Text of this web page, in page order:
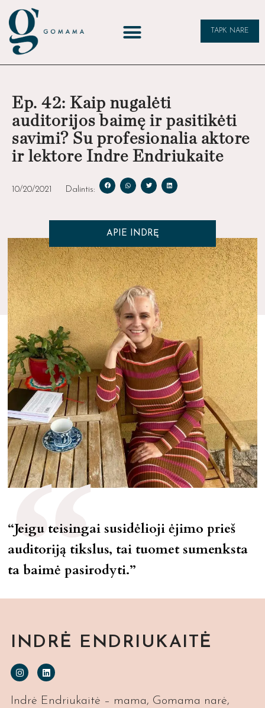
TAPK NARE
Ep. 42: Kaip nugalėti
auditorijos baimę ir pasitikėti
savimi? Su profesionalia aktore
ir lektore Indre Endriukaite
10/20/2021 Dalintis:
APIE INDRĘ
“Jeigu teisingai susidėlioji ėjimo prieš
auditoriją tikslus, tai tuomet sumenksta
ta baimė pasirodyti.”
INDRĖ ENDRIUKAITĖ
Indrė Endriukaitė – mama, Gomama narė,